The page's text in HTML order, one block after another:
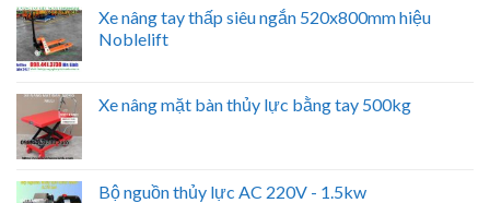
Xe nâng tay thấp siêu ngắn 520x800mm hiệu
Noblelift
Xe nâng mặt bàn thủy lực bằng tay 500kg
Bộ nguồn thủy lực AC 220V - 1.5kw